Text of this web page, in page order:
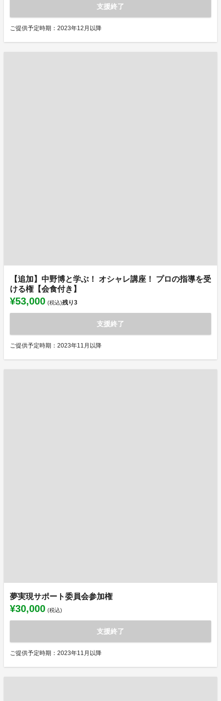
支援終了
ご提供予定時期：2023年12月以降
【追加】中野博と学ぶ！ オシャレ講座！ プロの指導を受
ける権【会食付き】
¥53,000 (税込)残り3
支援終了
ご提供予定時期：2023年11月以降
夢実現サポート委員会参加権
¥30,000 (税込)
支援終了
ご提供予定時期：2023年11月以降